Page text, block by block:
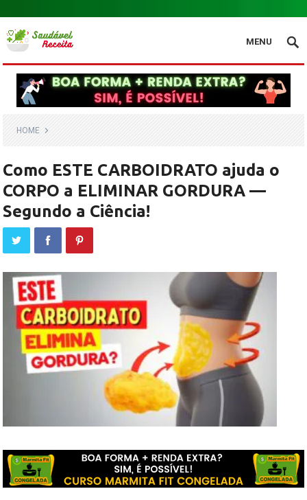
.
MENU
HOME
Como ESTE CARBOIDRATO ajuda o
CORPO a ELIMINAR GORDURA —
Segundo a Ciência!